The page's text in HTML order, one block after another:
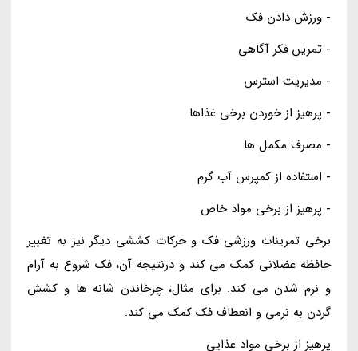
- ورزش دادن فک
- تمرین فکر آگاهی
- مدیریت استرس
- پرهیز از خوردن برخی غذاها
- مصرف مکمل ها
- استفاده از کمپرس آب گرم
- پرهیز از برخی مواد خاص
برخی تمرینات ورزشی فک و حرکات کششی دیگر نیز به تغییر
حافظه عضلانی کمک می کند و درنتیجه آن، فک شروع به آرام
و نرم شدن می کند. برای مثال، چرخاندن شانه ها و کشش
گردن به نرمی و انعطاف فک کمک می کند.
پرهیز از برخی مواد غذایی